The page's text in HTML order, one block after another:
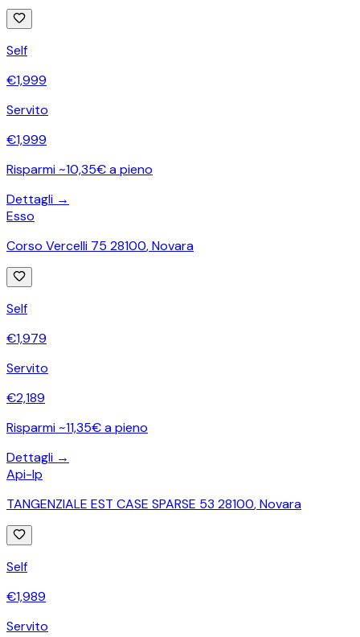
Self
€1,999
Servito
€1,999
Risparmi ~10,35€ a pieno
Dettagli →
Esso
Corso Vercelli 75 28100,Novara
Self
€1,979
Servito
€2,189
Risparmi ~11,35€ a pieno
Dettagli →
Api-Ip
TANGENZIALE EST CASE SPARSE 53 28100,Novara
Self
€1,989
Servito